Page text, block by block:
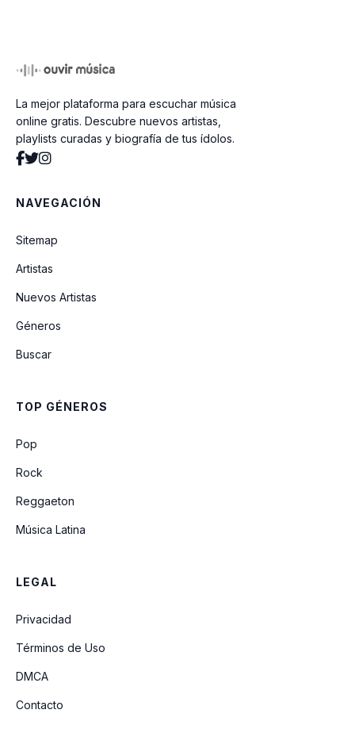
La mejor plataforma para escuchar música
online gratis. Descubre nuevos artistas,
playlists curadas y biografía de tus ídolos.
NAVEGACIÓN
Sitemap
Artistas
Nuevos Artistas
Géneros
Buscar
TOP GÉNEROS
Pop
Rock
Reggaeton
Música Latina
LEGAL
Privacidad
Términos de Uso
DMCA
Contacto